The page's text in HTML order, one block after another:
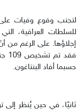
لتجنب وقوع وفيات
للسلطات العراقية،
إجلاؤها. على الرغم من
حسبما أفاد البنتاغون.
ثانيًا، في حين يُنظر